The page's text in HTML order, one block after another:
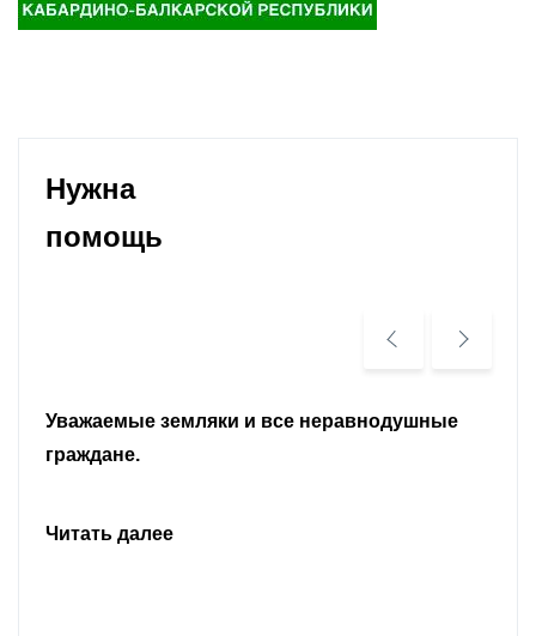
Нужна
помощь
Уважаемые земляки и все неравнодушные
граждане.
Читать далее